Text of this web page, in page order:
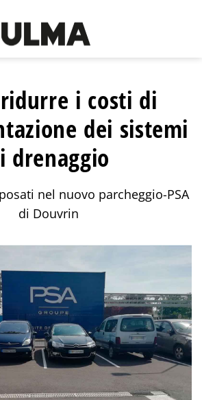
i costi di
dei sistemi
drenaggio
nel nuovo parcheggio-PSA
di Douvrin